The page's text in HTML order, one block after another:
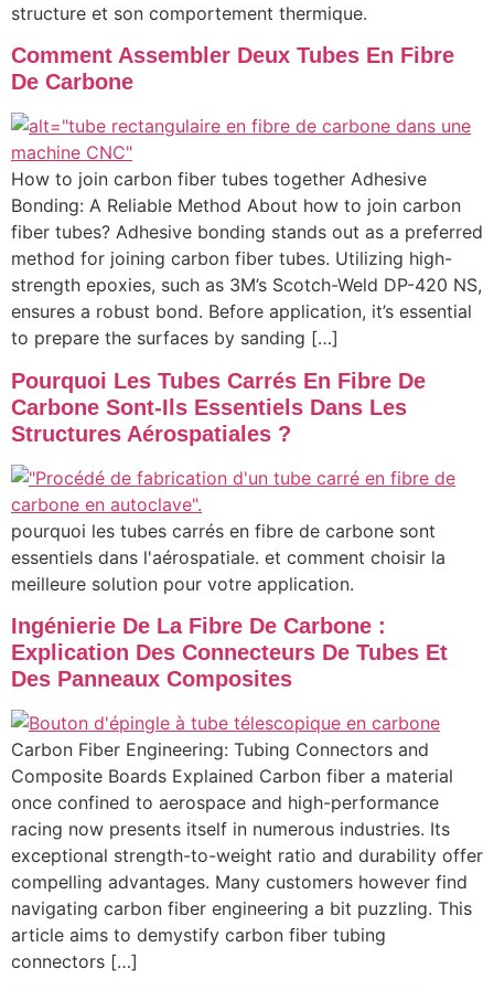
structure et son comportement thermique.
Comment Assembler Deux Tubes En Fibre
De Carbone
How to join carbon fiber tubes together Adhesive
Bonding: A Reliable Method About how to join carbon
fiber tubes? Adhesive bonding stands out as a preferred
method for joining carbon fiber tubes. Utilizing high-
strength epoxies, such as 3M’s Scotch-Weld DP-420 NS,
ensures a robust bond. Before application, it’s essential
to prepare the surfaces by sanding […]
Pourquoi Les Tubes Carrés En Fibre De
Carbone Sont-Ils Essentiels Dans Les
Structures Aérospatiales ?
pourquoi les tubes carrés en fibre de carbone sont
essentiels dans l'aérospatiale. et comment choisir la
meilleure solution pour votre application.
Ingénierie De La Fibre De Carbone :
Explication Des Connecteurs De Tubes Et
Des Panneaux Composites
Carbon Fiber Engineering: Tubing Connectors and
Composite Boards Explained Carbon fiber a material
once confined to aerospace and high-performance
racing now presents itself in numerous industries. Its
exceptional strength-to-weight ratio and durability offer
compelling advantages. Many customers however find
navigating carbon fiber engineering a bit puzzling. This
article aims to demystify carbon fiber tubing
connectors […]